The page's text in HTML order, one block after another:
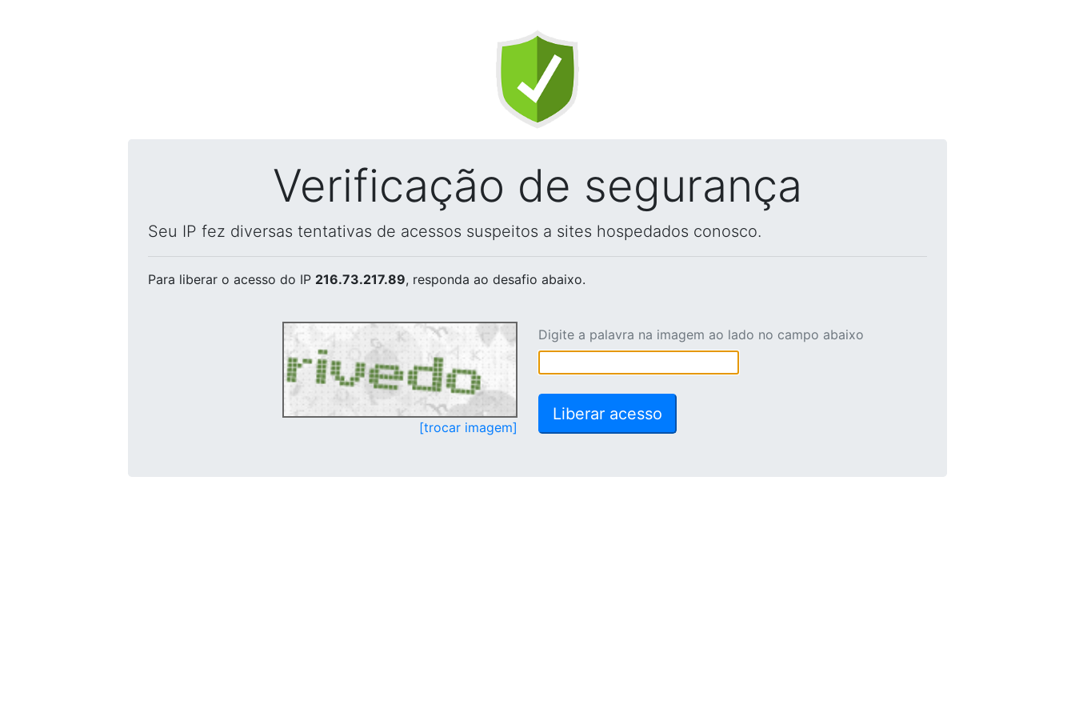
Verificação de segurança
Seu IP fez diversas tentativas de acessos suspeitos a sites hospedados conosco.
Para liberar o acesso do IP 216.73.217.89, responda ao desafio abaixo.
[trocar imagem]
Digite a palavra na imagem ao lado no campo abaixo